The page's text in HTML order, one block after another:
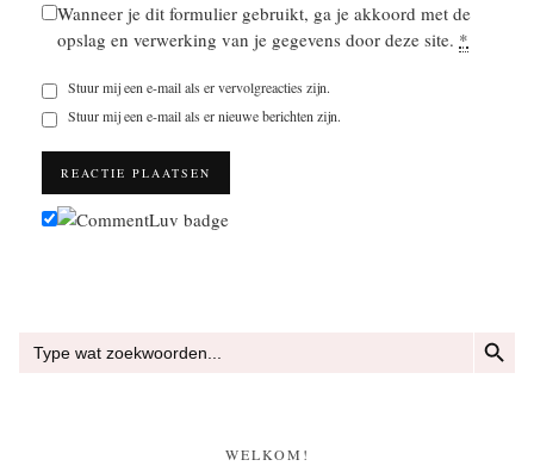
Wanneer je dit formulier gebruikt, ga je akkoord met de
opslag en verwerking van je gegevens door deze site. *
Stuur mij een e-mail als er vervolgreacties zijn.
Stuur mij een e-mail als er nieuwe berichten zijn.
naar:
WELKOM!